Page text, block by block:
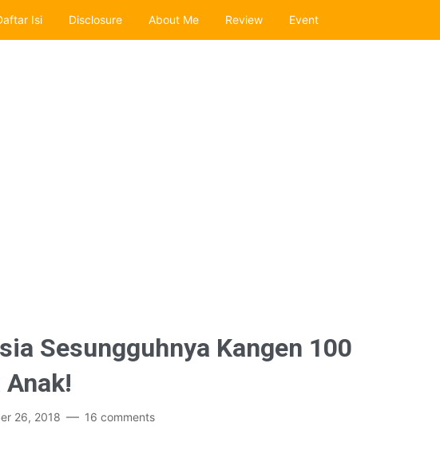
Isi Disclosure About Me Review Event
Sesungguhnya Kangen 100
26, 2018 16 comments